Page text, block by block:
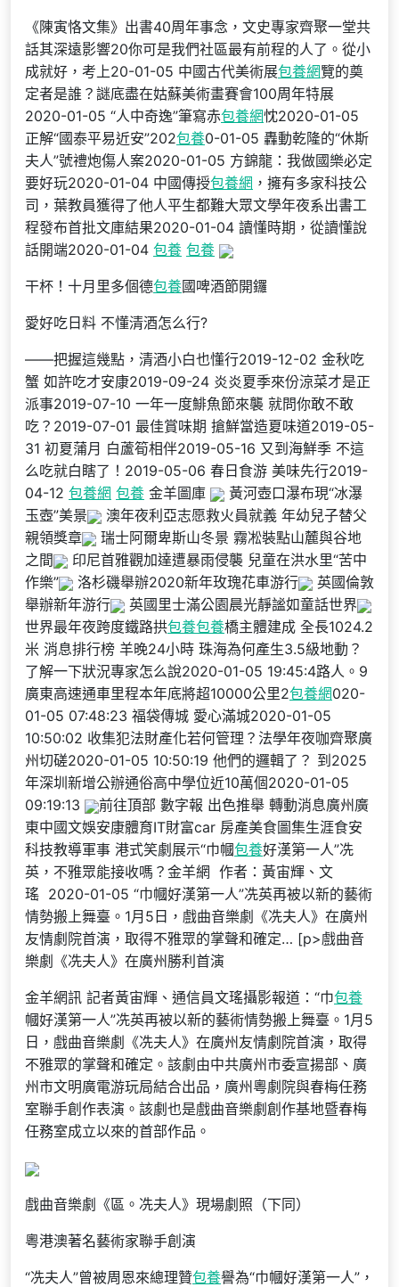
《陳寅恪文集》出書40周年事念，文史專家齊聚一堂共
話其深遠影響20你可是我們社區最有前程的人了。從小
成就好，考上20-01-05 中國古代美術展包養網覽的奠
定者是誰？謎底盡在姑蘇美術畫賽會100周年特展
2020-01-05 “人中奇逸”筆寫赤包養網忱2020-01-05
正解“國泰平易近安”202包養0-01-05 轟動乾隆的“休斯
夫人”號禮炮傷人案2020-01-05 方錦龍：我做國樂必定
要好玩2020-01-04 中國傳授包養網 ，擁有多家科技公
司，葉教員獲得了他人平生都難大眾文學年夜系出書工
程發布首批文庫結果2020-01-04 讀懂時期，從讀懂說
話開端2020-01-04 包養 包養
干杯！十月里多個德包養國啤酒節開鑼
愛好吃日料 不懂清酒怎么行?
——把握這幾點，清酒小白也懂行2019-12-02 金秋吃
蟹 如許吃才安康2019-09-24 炎炎夏季來份涼菜才是正
派事2019-07-10 一年一度鯡魚節來襲 就問你敢不敢
吃？2019-07-01 最佳賞味期 搶鮮當造夏味道2019-05-
31 初夏蒲月 白蘆筍相伴2019-05-16 又到海鮮季 不這
么吃就白瞎了！2019-05-06 春日食游 美味先行2019-
04-12 包養網 包養 金羊圖庫
黃河壺口瀑布現“冰瀑
玉壺”美景
澳年夜利亞志愿救火員就義 年幼兒子替父
親領獎章
瑞士阿爾卑斯山冬景 霧凇裝點山麓與谷地
之間
印尼首雅觀加達遭暴雨侵襲 兒童在洪水里“苦中
作樂”
洛杉磯舉辦2020新年玫瑰花車游行
英國倫敦
舉辦新年游行
英國里士滿公園晨光靜謐如童話世界
世界最年夜跨度鐵路拱包養包養橋主體建成 全長1024.2
米 消息排行榜 羊晚24小時 珠海為何產生3.5級地動？
了解一下狀況專家怎么說2020-01-05 19:45:4路人。9
廣東高速通車里程本年底將超10000公里2包養網020-
01-05 07:48:23 福袋傳城 愛心滿城2020-01-05
10:50:02 收集犯法財產化若何管理？法學年夜咖齊聚廣
州切磋2020-01-05 10:50:19 他們的邏輯了？ 到2025
年深圳新增公辦通俗高中學位近10萬個2020-01-05
09:19:13
前往頂部 數字報 出色推舉 轉動消息廣州廣
東中國文娛安康體育IT財富car 房產美食圖集生涯食安
科技教導軍事 港式笑劇展示“巾幗包養好漢第一人”冼
英，不雅眾能接收嗎？金羊網 作者：黃宙輝、文
瑤 2020-01-05 “巾幗好漢第一人”冼英再被以新的藝術
情勢搬上舞臺。1月5日，戲曲音樂劇《冼夫人》在廣州
友情劇院首演，取得不雅眾的掌聲和確定… [p>戲曲音
樂劇《冼夫人》在廣州勝利首演
金羊網訊 記者黃宙輝、通信員文瑤攝影報道：“巾包養
幗好漢第一人”冼英再被以新的藝術情勢搬上舞臺。1月5
日，戲曲音樂劇《冼夫人》在廣州友情劇院首演，取得
不雅眾的掌聲和確定。該劇由中共廣州市委宣揚部、廣
州市文明廣電游玩局結合出品，廣州粵劇院與春梅任務
室聯手創作表演。該劇也是戲曲音樂劇創作基地暨春梅
任務室成立以來的首部作品。
戲曲音樂劇《區。冼夫人》現場劇照（下同）
粵港澳著名藝術家聯手創演
“冼夫人”曾被周恩來總理贊包養譽為“巾幗好漢第一人”，